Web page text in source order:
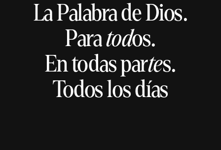
La Palabra de Dios.
Paratodos.
En todas partes.
Todos los días